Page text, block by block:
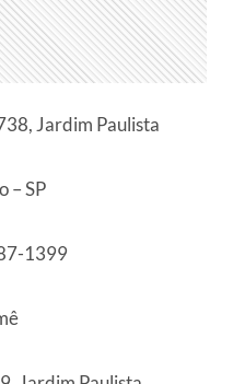
Jardim Paulista
– SP
1399